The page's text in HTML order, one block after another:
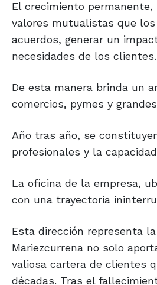
El crecimiento
valores mutualistas que
acuerdos, generar un
necesidades de los clientes.
De esta manera brinda un
comercios, pymes y
Año tras año, se
profesionales y la
La oficina de la empresa,
con una trayectoria
Esta dirección representa
Mariezcurrena no solo
valiosa cartera de clientes
décadas. Tras el